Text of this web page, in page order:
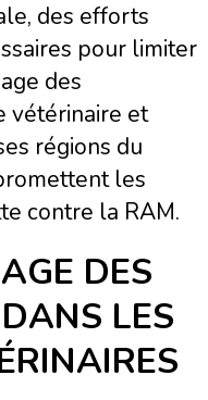
des efforts
pour limiter
des
vétérinaire et
régions du
les
contre la RAM.
DES
LES